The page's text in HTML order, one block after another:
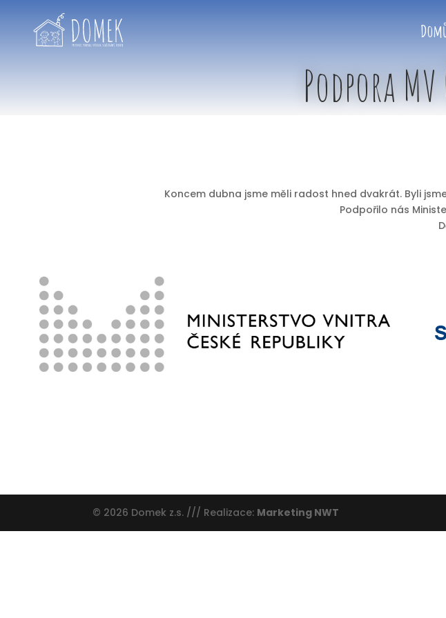
Podpora
Koncem dubna jsme měli radost hned dvakrát. Byli
Podpořilo nás
© 2026 Domek z.s. /// Realizace: Marketing NWT